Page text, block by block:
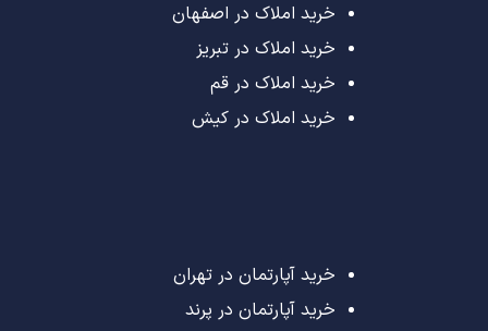
خرید املاک در اصفهان
خرید املاک در تبریز
خرید املاک در قم
خرید املاک در کیش
خرید آپارتمان در تهران
خرید آپارتمان در پرند